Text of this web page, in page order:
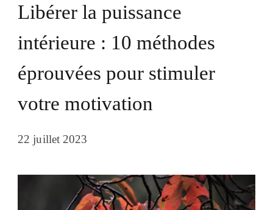
Libérer la puissance
intérieure : 10 méthodes
éprouvées pour stimuler
votre motivation
22 juillet 2023